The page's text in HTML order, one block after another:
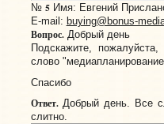
№ 5Имя: Евгений
E-mail: buying@bonus-
Вопрос.Добрый день
Подскажите,
слово
Спасибо
Ответ.Добрый день. Все
слитно.